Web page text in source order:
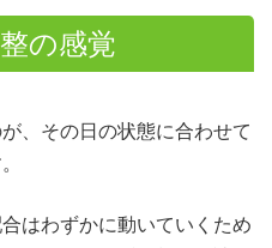
の感覚
、その日の状態に合わせて
はわずかに動いていくため